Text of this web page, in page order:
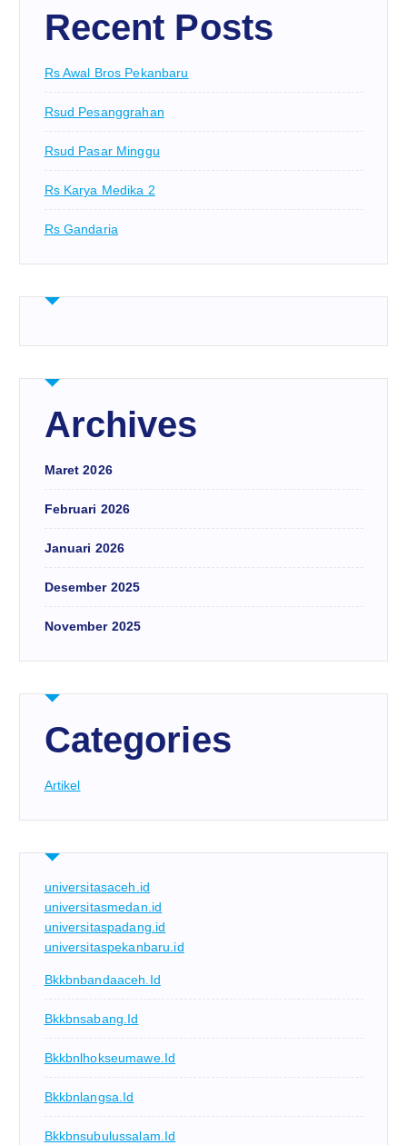
Recent Posts
Rs Awal Bros Pekanbaru
Rsud Pesanggrahan
Rsud Pasar Minggu
Rs Karya Medika 2
Rs Gandaria
Archives
Maret 2026
Februari 2026
Januari 2026
Desember 2025
November 2025
Categories
Artikel
universitasaceh.id
universitasmedan.id
universitaspadang.id
universitaspekanbaru.id
Bkkbnbandaaceh.id
Bkkbnsabang.id
Bkkbnlhokseumawe.id
Bkkbnlangsa.id
Bkkbnsubulussalam.id